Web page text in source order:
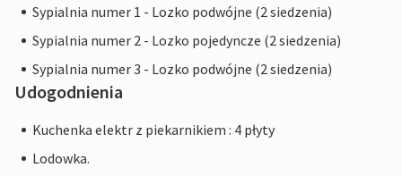
Sypialnia numer 1 - Lozko podwójne (2 siedzenia)
Sypialnia numer 2 - Lozko pojedyncze (2 siedzenia)
Sypialnia numer 3 - Lozko podwójne (2 siedzenia)
Udogodnienia
Kuchenka elektr z piekarnikiem : 4 płyty
Lodowka.